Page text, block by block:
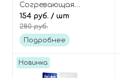
Согревающая
паровая маска для
глаз «Без Аромата»,
Daily Eyemask Untitled
154 руб. / шт
280 руб.
Подробнее
Новинка